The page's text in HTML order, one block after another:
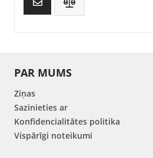
PAR MUMS
Ziņas
Sazinieties ar
Konfidencialitātes politika
Vispārīgi noteikumi